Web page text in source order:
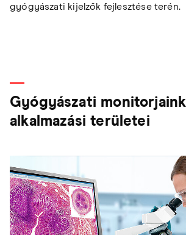
gyógyászati kijelzők fejlesztése terén.
Gyógyászati monitorjaink
alkalmazási területei